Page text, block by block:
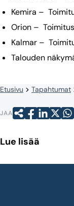
Kemira –
Orion –
Kalmar –
Talouden
Etusivu Tapahtumat
JAA
Lue lisää